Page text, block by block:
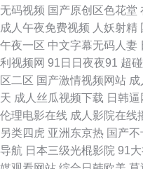
品66 男女曰逼 青青草超碰在线
线观看 91在线观看视频 AV资源
午夜伦理AV片 99福利导航微拍
91大神啪视频 超碰人人大 狼人
无码视频 国产原创区色花堂
成人午夜免费视频 人妖射精
午夜一区 中文字幕无码人妻
利视频网 91日日夜夜91 超
区二区 国产激情视频网站
天 成人丝瓜视频下载 日韩逼
伦理电影在线 成人影院在线
另类四虎 亚洲东京热 国产
导航 日本三级光棍影院 91